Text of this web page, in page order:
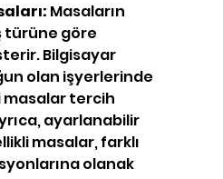
Masaların
türüne göre
Bilgisayar
olan işyerlerinde
masalar tercih
ayarlanabilir
masalar, farklı
olanak